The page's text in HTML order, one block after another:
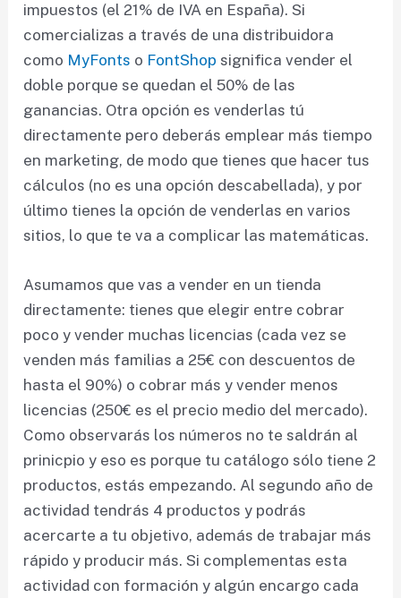
impuestos (el 21% de IVA en España). Si
comercializas a través de una distribuidora
como MyFonts o FontShop significa vender el
doble porque se quedan el 50% de las
ganancias. Otra opción es venderlas tú
directamente pero deberás emplear más tiempo
en marketing, de modo que tienes que hacer tus
cálculos (no es una opción descabellada), y por
último tienes la opción de venderlas en varios
sitios, lo que te va a complicar las matemáticas.
Asumamos que vas a vender en un tienda
directamente: tienes que elegir entre cobrar
poco y vender muchas licencias (cada vez se
venden más familias a 25€ con descuentos de
hasta el 90%) o cobrar más y vender menos
licencias (250€ es el precio medio del mercado).
Como observarás los números no te saldrán al
prinicpio y eso es porque tu catálogo sólo tiene 2
productos, estás empezando. Al segundo año de
actividad tendrás 4 productos y podrás
acercarte a tu objetivo, además de trabajar más
rápido y producir más. Si complementas esta
actividad con formación y algún encargo cada